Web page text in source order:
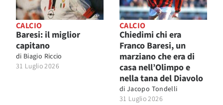
CALCIO
Baresi: il miglior
capitano
di Biagio Riccio
31 Luglio 2026
CALCIO
Chiedimi chi era
Franco Baresi, un
marziano che era di
casa nell’Olimpo e
nella tana del Diavolo
di Jacopo Tondelli
31 Luglio 2026